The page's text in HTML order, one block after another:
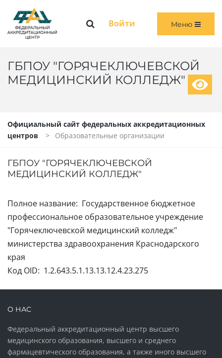
Войти Меню
ГБПОУ "ГОРЯЧЕКЛЮЧЕВСКОЙ
МЕДИЦИНСКИЙ КОЛЛЕДЖ"
Официальный сайт федеральных аккредитационных
центров
Образовательные организации
ГБПОУ "ГОРЯЧЕКЛЮЧЕВСКОЙ
МЕДИЦИНСКИЙ КОЛЛЕДЖ"
Полное название: Государственное бюджетное
профессиональное образовательное учреждение
"Горячеключевской медицинский колледж"
министерства здравоохранения Краснодарского
края
Код OID: 1.2.643.5.1.13.13.12.4.23.275
О НАС
Федеральный аккредитационный центр высшего
медицинского образования, высшего и среднего
фармацевтического образования, а также иного высшего
ГЛАВНАЯ
ОБЩАЯ ИНФОРМАЦИЯ
ПЕРВИЧНАЯ И ПЕРВИЧНАЯ СПЕЦИАЛИЗИРОВАННАЯ АККРЕДИТАЦИЯ
ВОЙТИ